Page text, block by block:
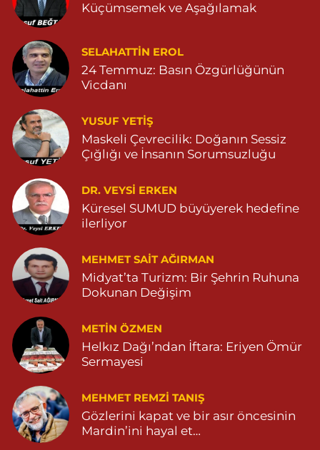
0 (534) 303 21 44 Yol Tarifi Al
Yeni Eczanesi
YENİ MAHALLE 3086 SOKAK NO:2 4 04825413156
0 (482) 541 31 56 Yol Tarifi Al
İlknur Eczanesi
GÜL MAH. VATAN CAD. NO:2A 04825911091
0 (482) 591 10 91
Turan Eczanesi
TEPEBAŞI MAHALLE KISMETLİ CADDE NO:59D SAĞLIK OCAĞI
YANI 04823813670
0 (482) 381 36 70 Yol Tarifi Al
Küçümsemek ve Aşağılamak
SELAHATTIN EROL
24 Temmuz: Basın Özgürlüğünün
Vicdanı
YUSUF YETİŞ
Maskeli Çevrecilik: Doğanın Sessiz
Çığlığı ve İnsanın Sorumsuzluğu
DR. VEYSI ERKEN
Küresel SUMUD büyüyerek hedefine
ilerliyor
MEHMET SAIT AĞIRMAN
Midyat’ta Turizm: Bir Şehrin Ruhuna
Dokunan Değişim
METIN ÖZMEN
Helkız Dağı’ndan İftara: Eriyen Ömür
Sermayesi
MEHMET REMZI TANIŞ
Gözlerini kapat ve bir asır öncesinin
Mardin’ini hayal et…